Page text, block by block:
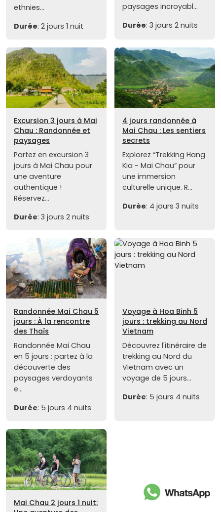
ethnies...
Durée: 2 jours 1 nuit
paysages incroyabl...
Durée: 3 jours 2 nuits
Excursion 3 jours à Mai
Chau : Randonnée et
paysages
Partez en excursion 3
jours à Mai Chau pour
une aventure
authentique !
Réservez...
Durée: 3 jours 2 nuits
4 jours randonnée à
Mai Chau : Les sentiers
secrets
Explorez “Trekking Hang
Kia - Mai Chau” pour
une immersion
culturelle unique. R...
Durée: 4 jours 3 nuits
Randonnée Mai Chau 5
jours : À la rencontre
des Thaïs
Randonnée Mai Chau
en 5 jours : partez à la
découverte des
paysages verdoyants
e...
Durée: 5 jours 4 nuits
Voyage à Hoa Binh 5
jours : trekking au Nord
Vietnam
Découvrez l'itinéraire de
trekking au Nord du
Vietnam avec un
voyage de 5 jours...
Durée: 5 jours 4 nuits
Mai Chau 2 jours 1 nuit: